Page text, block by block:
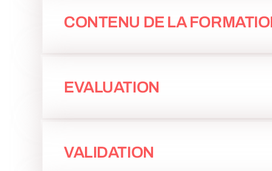
CONTENU DE LA
EVALUATION
VALIDATION